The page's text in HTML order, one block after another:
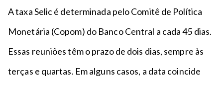
A taxa Selic é determinada pelo Comitê de Política
Monetária (Copom) do Banco Central a cada 45 dias.
Essas reuniões têm o prazo de dois dias, sempre às
terças e quartas. Em alguns casos, a data coincide